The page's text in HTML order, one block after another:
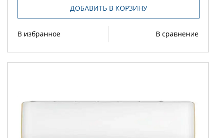
ДОБАВИТЬ В КОРЗИНУ
В избранное В сравнение